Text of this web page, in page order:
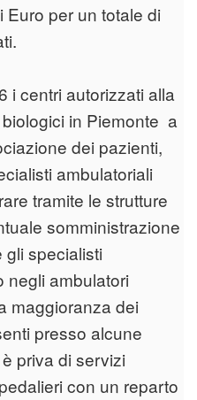
Euro per un totale di
i centri autorizzati alla
in Piemonte a
dei pazienti,
ambulatoriali
tramite le strutture
somministrazione
gli specialisti
negli ambulatori
maggioranza dei
presso alcune
priva di servizi
con un reparto